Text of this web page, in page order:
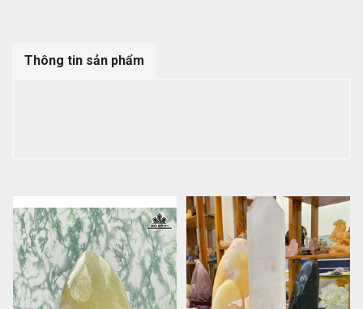
Thông tin sản phẩm